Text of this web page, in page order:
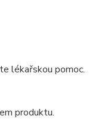
lékařskou pomoc.
produktu.